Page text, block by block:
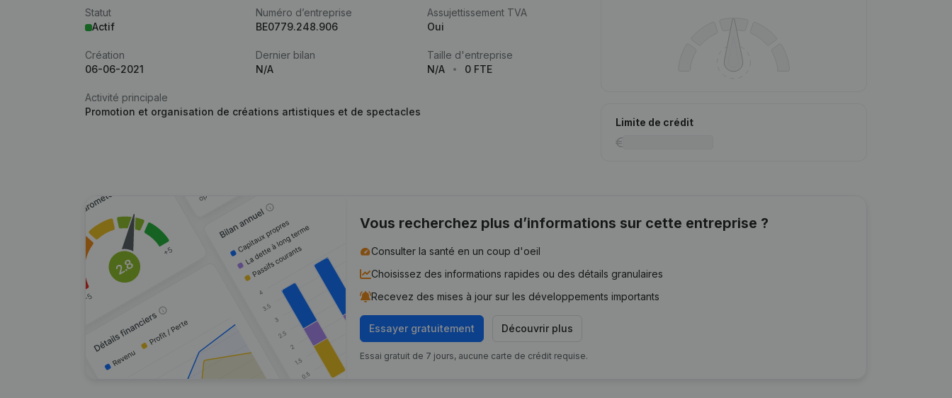
Statut
Actif
Numéro d’entreprise
BE0779.248.906
Assujettissement TVA
Oui
Création
06-06-2021
Dernier bilan
N/A
Taille d'entreprise
N/A
0 FTE
Activité principale
Promotion et organisation de créations artistiques et de spectacles
Limite de crédit
Vous recherchez plus d’informations sur cette entreprise ?
Consulter la santé en un coup d'oeil
Choisissez des informations rapides ou des détails granulaires
Recevez des mises à jour sur les développements importants
Essayer gratuitement Découvrir plus
Essai gratuit de 7 jours, aucune carte de crédit requise.